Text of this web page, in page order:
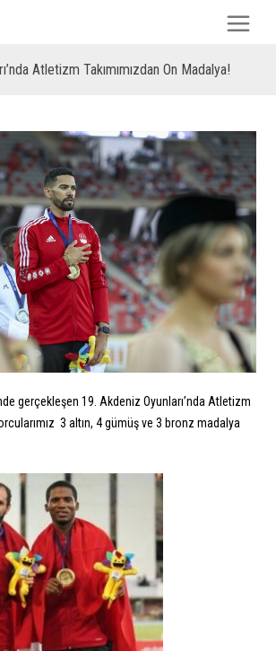
Atletizm Takımımızdan On Madalya!
gerçekleşen 19. Akdeniz Oyunları’nda Atletizm
3 altın, 4 gümüş ve 3 bronz madalya